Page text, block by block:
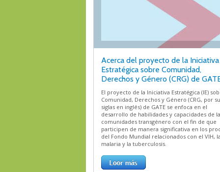
Acerca del proyecto de la Iniciativa
Estratégica sobre Comunidad,
Derechos y Género (CRG) de
El proyecto de la Iniciativa Estratégica (IE)
Comunidad, Derechos y Género (CRG, por
siglas en inglés) de GATE se enfoca en el
desarrollo de habilidades y capacidades de
comunidades transgénero con el fin de que
participen de manera significativa en los
del Fondo Mundial relacionados con el VIH,
malaria y la tuberculosis.